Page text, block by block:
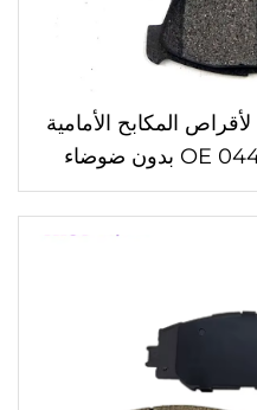
المكابح الأمامية
Passo لرقم OE 04491-B1051 بدون ضوضاء
للتخصيص